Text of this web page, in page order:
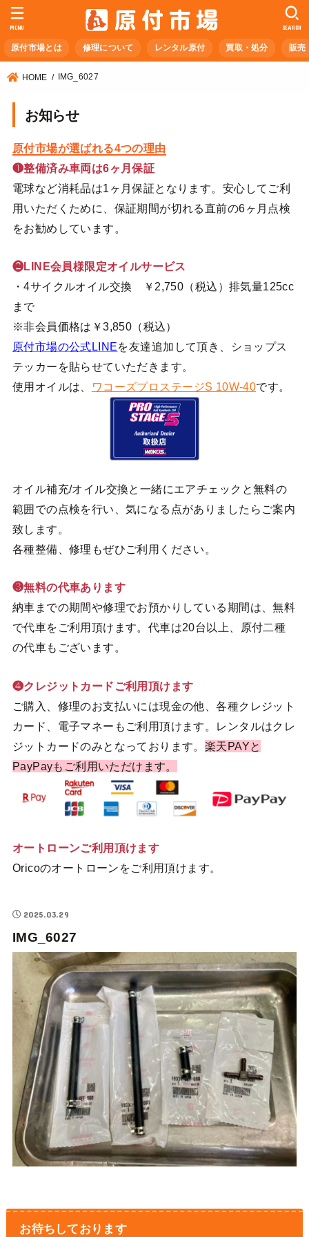
原付市場とは 修理について レンタル原付 買取・処分 販売
SEARCH
MENU
HOME IMG_6027
お知らせ
原付市場が選ばれる4つの理由
❶整備済み車両は6ヶ月保証
電球など消耗品は1ヶ月保証となります。安心してご利
用いただくために、保証期間が切れる直前の6ヶ月点検
をお勧めしています。
❷LINE会員様限定オイルサービス
・4サイクルオイル交換 ￥2,750（税込）排気量125cc
まで
※非会員価格は￥3,850（税込）
原付市場の公式LINEを友達追加して頂き、ショップス
テッカーを貼らせていただきます。
使用オイルは、
ワコーズプロステージS 10W-40です。
オイル補充/オイル交換と一緒にエアチェックと無料の
範囲での点検を行い、気になる点がありましたらご案内
致します。
各種整備、修理もぜひご利用ください。
❸無料の代車あります
納車までの期間や修理でお預かりしている期間は、無料
で代車をご利用頂けます。代車は20台以上、原付二種
の代車もございます。
❹クレジットカードご利用頂けます
ご購入、修理のお支払いには現金の他、各種クレジット
カード、電子マネーもご利用頂けます。レンタルはクレ
ジットカードのみとなっております。 楽天PAYと
PayPayもご利用いただけます。
オートローンご利用頂けます
Oricoのオートローンをご利用頂けます。
2025.03.29
IMG_6027
お待ちしております